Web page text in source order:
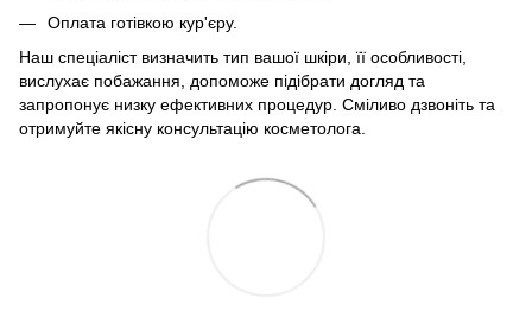
Оплата готівкою кур'єру.
Наш спеціаліст визначить тип вашої шкіри, її особливості,
вислухає побажання, допоможе підібрати догляд та
запропонує низку ефективних процедур. Сміливо дзвоніть та
отримуйте якісну консультацію косметолога.